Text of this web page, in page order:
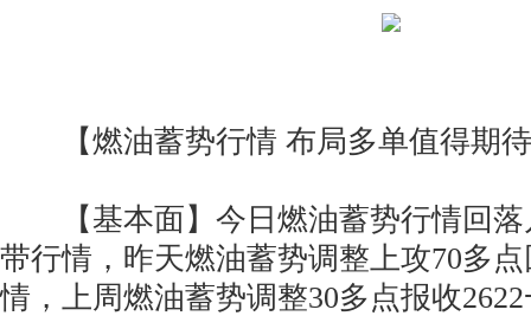
【燃油蓄势行情 布局多单值得期
【基本面】今日燃油蓄势行情回落
带行情，昨天燃油蓄势调整上攻70多
情，上周燃油蓄势调整30多点报收